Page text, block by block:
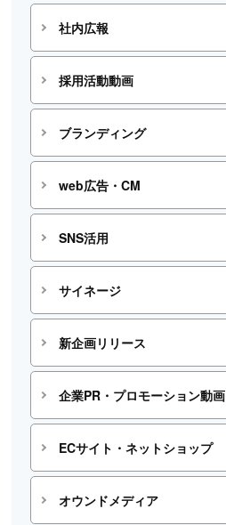
社内広報
採用活動動画
ブランディング
web広告・CM
SNS活用
サイネージ
新企画リリース
企業PR・プロモーション動画
ECサイト・ネットショップ
オウンドメディア